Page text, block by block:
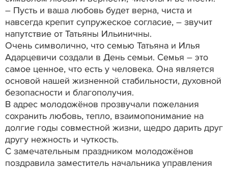
– Пусть и ваша любовь будет верна, чиста и
навсегда крепит супружеское согласие, – звучит
напутствие от Татьяны Ильиничны.
Очень символично, что семью Татьяна и Илья
Адарцевичи создали в День семьи. Семья – это
самое ценное, что есть у человека. Она является
основой нашей жизненной стабильности, духовной
безопасности и благополучия.
В адрес молодожёнов прозвучали пожелания
сохранить любовь, тепло, взаимопонимание на
долгие годы совместной жизни, щедро дарить друг
другу нежность и чуткость.
С замечательным праздником молодожёнов
поздравила заместитель начальника управления